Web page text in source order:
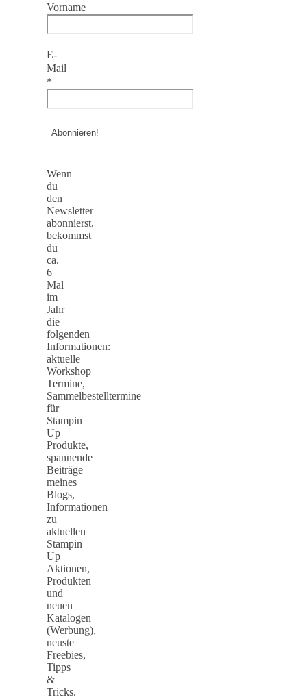
Vorname
E-
Mail
*
Wenn
du
den
Newsletter
abonnierst,
bekommst
du
ca.
6
Mal
im
Jahr
die
folgenden
Informationen:
aktuelle
Workshop
Termine,
Sammelbestelltermine
für
Stampin
Up
Produkte,
spannende
Beiträge
meines
Blogs,
Informationen
zu
aktuellen
Stampin
Up
Aktionen,
Produkten
und
neuen
Katalogen
(Werbung),
neuste
Freebies,
Tipps
&
Tricks.